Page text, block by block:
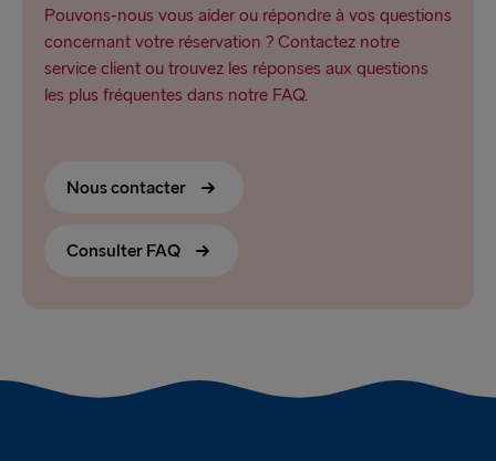
Pouvons-nous vous aider ou répondre à vos questions
concernant votre réservation ? Contactez notre
service client ou trouvez les réponses aux questions
les plus fréquentes dans notre FAQ.
Nous contacter
Consulter FAQ